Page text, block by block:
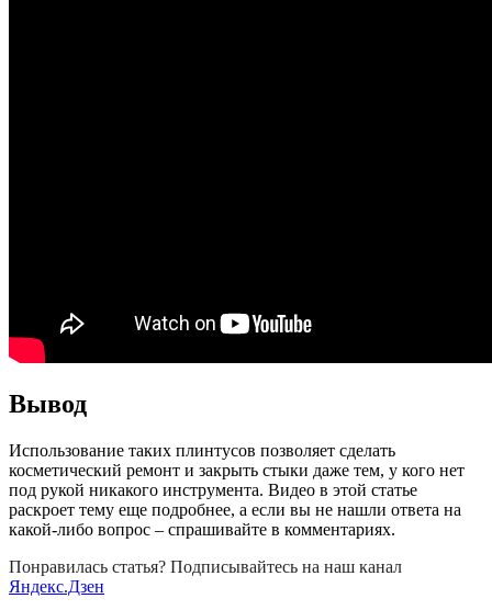
Вывод
Использование таких плинтусов позволяет сделать
косметический ремонт и закрыть стыки даже тем, у кого нет
под рукой никакого инструмента. Видео в этой статье
раскроет тему еще подробнее, а если вы не нашли ответа на
какой-либо вопрос – спрашивайте в комментариях.
Понравилась статья? Подписывайтесь на наш канал
Яндекс.Дзен